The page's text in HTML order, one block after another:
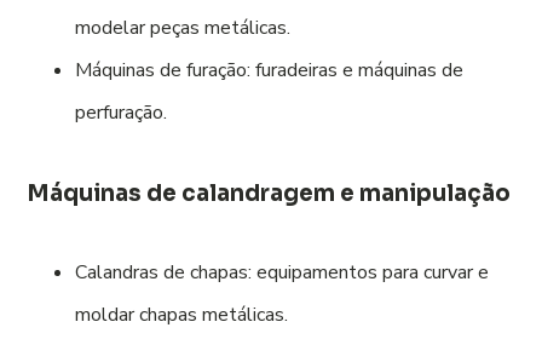
modelar peças metálicas.
Máquinas de furação: furadeiras e máquinas de
perfuração.
Máquinas de calandragem e manipulação
Calandras de chapas: equipamentos para curvar e
moldar chapas metálicas.